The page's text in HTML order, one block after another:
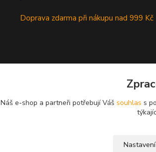
Doprava zdarma při nákupu nad 999 Kč
Náš e-shop a partneři potřebují Váš souhlas s
Nastavení